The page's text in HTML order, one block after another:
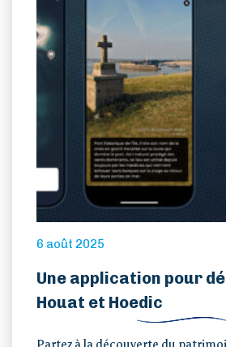
6 août 2025
Une application pour
Houat et Hoedic